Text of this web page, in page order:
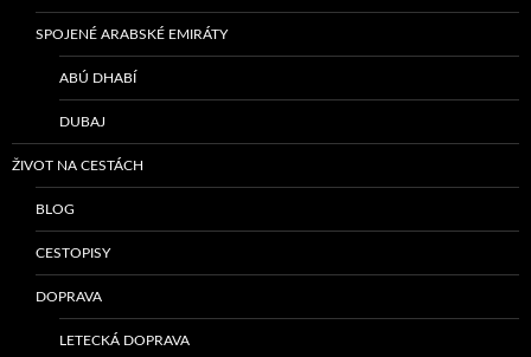
SPOJENÉ ARABSKÉ EMIRÁTY
ABÚ DHABÍ
DUBAJ
ŽIVOT NA CESTÁCH
BLOG
CESTOPISY
DOPRAVA
LETECKÁ DOPRAVA